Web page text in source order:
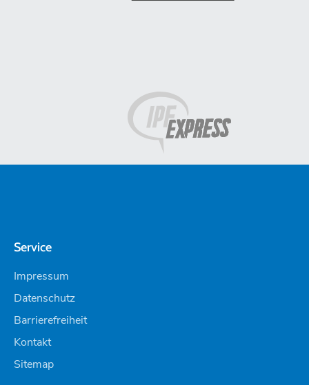
Service
Impressum
Datenschutz
Barrierefreiheit
Kontakt
Sitemap